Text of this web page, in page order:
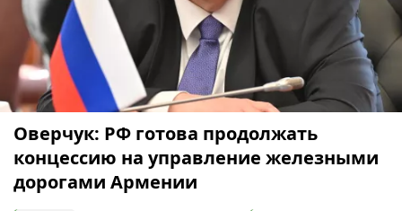
Оверчук: РФ готова продолжать
концессию на управление железными
дорогами Армении